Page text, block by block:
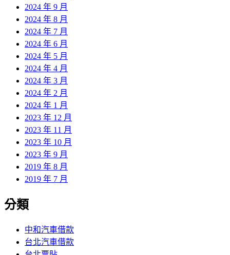
2024 年 9 月
2024 年 8 月
2024 年 7 月
2024 年 6 月
2024 年 5 月
2024 年 4 月
2024 年 3 月
2024 年 2 月
2024 年 1 月
2023 年 12 月
2023 年 11 月
2023 年 10 月
2023 年 9 月
2019 年 8 月
2019 年 7 月
分類
中和汽車借款
台北汽車借款